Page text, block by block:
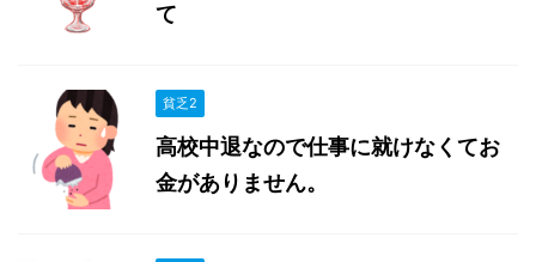
て
貧乏2
高校中退なので仕事に就けなくてお
金がありません。